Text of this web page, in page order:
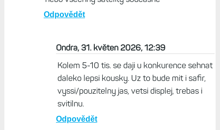
Brad, 31. květen 2026, 09:34
době, kdy dat za hodinky přes deset tisíc je
bych této volbě čelil. To ale říkám jako někdo,
kdo se vyzná. 170 nic pro trénink nechybí a
třeba SatIQ já osobně nepoužívám. Buď mám
jen GPS - aktivity jako chůze nebo kolo - a
nebo všechny satelity současně